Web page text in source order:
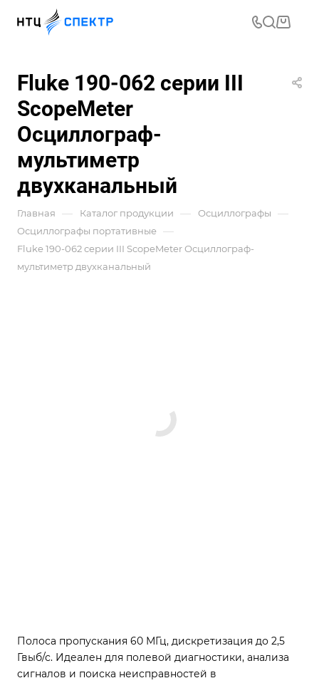
Fluke 190-062 серии III
ScopeMeter
Осциллограф-
мультиметр
двухканальный
Главная — Каталог продукции — Осциллографы —
Осциллографы портативные —
Fluke 190-062 серии III ScopeMeter Осциллограф-
мультиметр двухканальный
Полоса пропускания 60 МГц, дискретизация до 2,5
Гвыб/с. Идеален для полевой диагностики, анализа
сигналов и поиска неисправностей в